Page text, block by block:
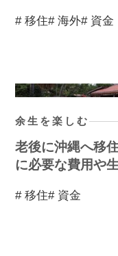
# 移住# 海外# 資金
余生を楽しむ
老後に沖縄へ移
に必要な費用や
# 移住# 資金